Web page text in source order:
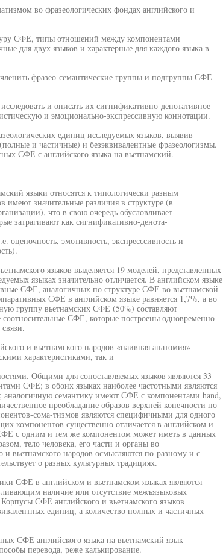
во фразеологических фондах английского и
СФЕ, типы отношений между компонентами
для двух языков и характерные для каждого языка в
фразео-семантические группы и подгруппы СФЕ
и описать их сигнификативно-денотативное
и эмоционально-экспрессивную коннотации.
единиц исследуемых языков, выявив
и частичные) и безэквивалентные фразеологизмы.
СФЕ с английского языка на вьетнамский.
языки относятся к типологически разным
значительные различия в структуре (в
что в свою очередь обусловливает
затрагивают как сигнификативно-денота-
эмотивность, экспресссивность и
языков выделяется 19 моделей, представленных
языках значительно отличается. В английском языке
СФЕ, аналогичных по структуре СФЕ во вьетнамской
СФЕ в английском языке равняется 1,7%, а во
группу вьетнамских СФЕ (50%) составляют
СФЕ, которые построены одновременно
и вьетнамского народов «наивная анатомия»
характеристиками, так и
Общими для сопоставляемых языков являются 33
СФЕ; в обоих языках наиболее частотными являются
аналогичную семантику имеют СФЕ с компонентами hand,
преобладание образов верхней конечности по
сома-тизмов являются специфичными для одного
компонентов существенно отличается в английском и
с одним и тем же компонентом может иметь в данных
тело человека, его части и органы во
и вьетнамского народов осмысляются по-разному и с
о разных культурных традициях.
СФЕ в английском и вьетнамском языках являются
наличие или отсутствие межъязыковых
СФЕ английского и вьетнамского языков
единиц, а количество полных и частичных
СФЕ английского языка на вьетнамский язык
перевода, реже калькирование.